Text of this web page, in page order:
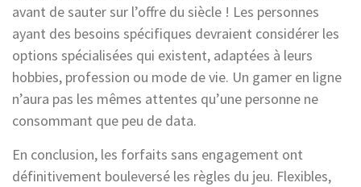
avant de sauter sur l’offre du siècle ! Les personnes
ayant des besoins spécifiques devraient considérer les
options spécialisées qui existent, adaptées à leurs
hobbies, profession ou mode de vie. Un gamer en ligne
n’aura pas les mêmes attentes qu’une personne ne
consommant que peu de data.
En conclusion, les forfaits sans engagement ont
définitivement bouleversé les règles du jeu. Flexibles,